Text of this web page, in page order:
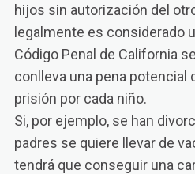
hijos sin autorización del
legalmente es considerado
Código Penal de California
conlleva una pena potencial
prisión por cada niño.
Si, por ejemplo, se han
padres se quiere llevar de
tendrá que conseguir una